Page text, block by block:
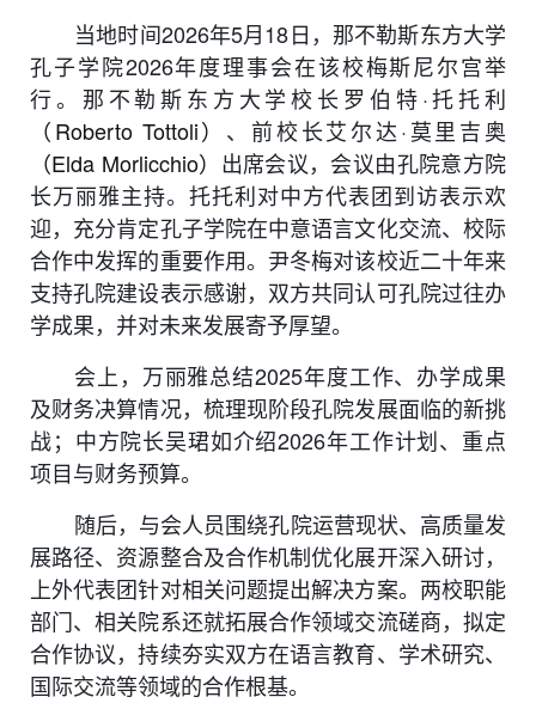
当地时间2026年5月18日，那不勒斯东方大学
孔子学院2026年度理事会在该校梅斯尼尔宫举
行。那不勒斯东方大学校长罗伯特·托托利
（Roberto Tottoli） 、 前校长艾尔达·莫里吉奥
（Elda Morlicchio） 出席会议，会议由孔院意方院
长万丽雅主持。托托利对中方代表团到访表示欢
迎，充分肯定孔子学院在中意语言文化交流、校际
合作中发挥的重要作用。尹冬梅对该校近二十年来
支持孔院建设表示感谢，双方共同认可孔院过往办
学成果，并对未来发展寄予厚望。
会上，万丽雅总结2025年度工作、办学成果
及财务决算情况，梳理现阶段孔院发展面临的新挑
战；中方院长吴珺如介绍2026年工作计划、重点
项目与财务预算。
随后， 与会人员围绕孔院运营现状、高质量发
展路径、资源整合及合作机制优化展开深入研讨，
上外代表团针对相关问题提出解决方案。两校职能
部门、相关院系还就拓展合作领域交流磋商，拟定
合作协议，持续夯实双方在语言教育、学术研究、
国际交流等领域的合作根基。